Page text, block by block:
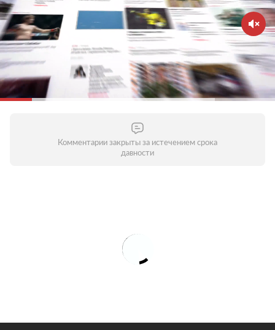
Комментарии закрыты за истечением срока
давности